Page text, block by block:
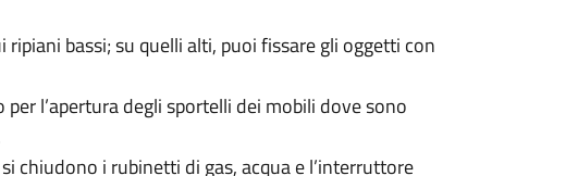
bassi; su quelli alti, puoi fissare gli oggetti con
l’apertura degli sportelli dei mobili dove sono
chiudono i rubinetti di gas, acqua e l’interruttore